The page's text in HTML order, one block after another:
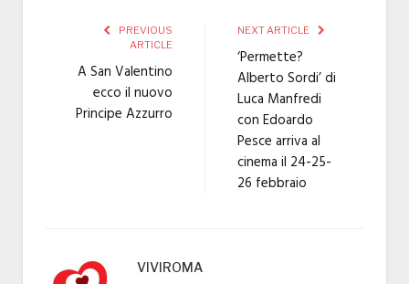
PREVIOUS
ARTICLE
A San Valentino
ecco il nuovo
Principe Azzurro
NEXT ARTICLE
‘Permette?
Alberto Sordi’ di
Luca Manfredi
con Edoardo
Pesce arriva al
cinema il 24-25-
26 febbraio
VIVIROMA